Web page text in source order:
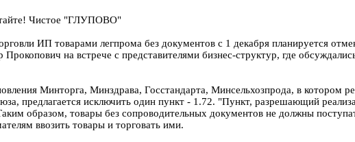
Чистое "ГЛУПОВО"
ИП товарами легпрома без документов с 1 декабря планируется
на встрече с представителями бизнес-структур, где
Минторга, Минздрава, Госстандарта, Минсельхозпрода, в котором
предлагается исключить один пункт - 1.72. "Пункт, разрешающий
образом, товары без сопроводительных документов не должны
ввозить товары и торговать ими.